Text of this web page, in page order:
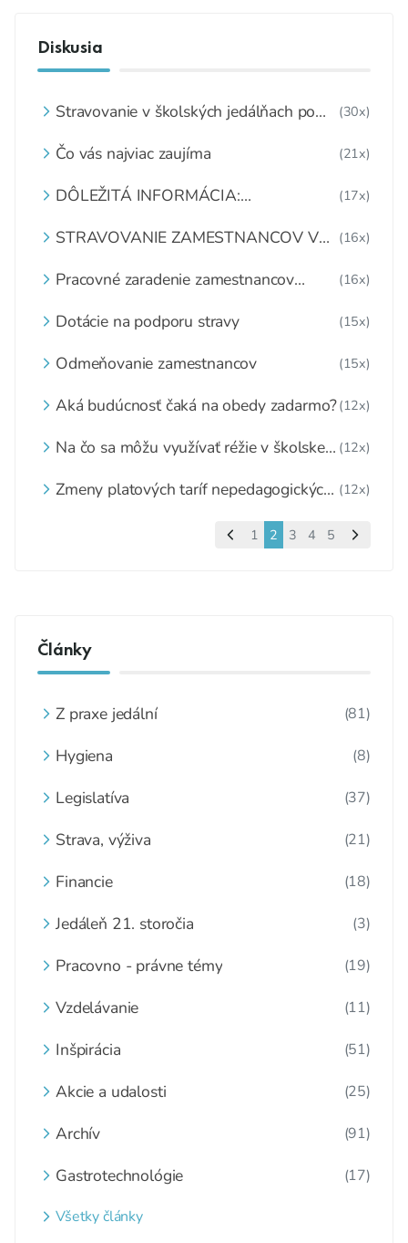
Diskusia
Stravovanie v školských jedálňach po
(30x)
Čo vás najviac zaujíma (21x)
DÔLEŽITÁ INFORMÁCIA:
A RECEPTÚRY
(17x)
STRAVOVANIE ZAMESTNANCOV V
(16x)
Pracovné zaradenie zamestnancov
(16x)
Dotácie na podporu stravy (15x)
Odmeňovanie zamestnancov (15x)
Aká budúcnosť čaká na obedy zadarmo?(12x)
Na čo sa môžu využívať réžie v školskej
(12x)
Zmeny platových taríf nepedagogických (12x)
1 2 3 4 5
Články
Z praxe jedální (81)
Hygiena (8)
Legislatíva (37)
Strava, výživa (21)
Financie (18)
Jedáleň 21. storočia (3)
Pracovno - právne témy (19)
Vzdelávanie (11)
Inšpirácia (51)
Akcie a udalosti (25)
Archív (91)
Gastrotechnológie (17)
Všetky články